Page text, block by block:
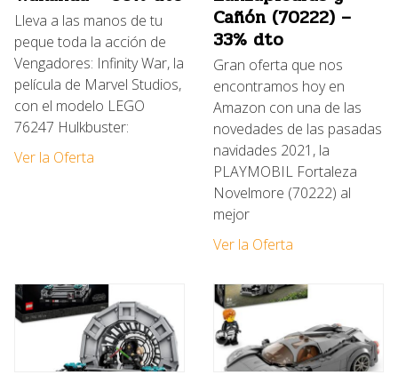
Lleva a las manos de tu
peque toda la acción de
Vengadores: Infinity War, la
película de Marvel Studios,
con el modelo LEGO
76247 Hulkbuster:
Ver la Oferta
Cañón (70222) –
33% dto
Gran oferta que nos
encontramos hoy en
Amazon con una de las
novedades de las pasadas
navidades 2021, la
PLAYMOBIL Fortaleza
Novelmore (70222) al
mejor
Ver la Oferta